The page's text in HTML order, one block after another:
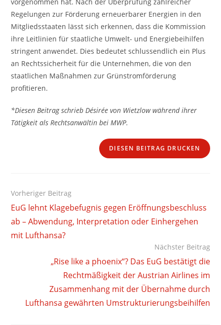
Regelungen zur Förderung erneuerbarer Energien in den
Mitgliedsstaaten lässt sich erkennen, dass die Kommission
ihre Leitlinien für staatliche Umwelt- und Energiebeihilfen
stringent anwendet. Dies bedeutet schlussendlich ein Plus
an Rechtssicherheit für die Unternehmen, die von den
staatlichen Maßnahmen zur Grünstromförderung
profitieren.
*Diesen Beitrag schrieb Désirée von Wietzlow während ihrer
Tätigkeit als Rechtsanwältin bei MWP.
DIESEN BEITRAG DRUCKEN
Weitere
Artikel
ansehen
Vorheriger Beitrag
EuG lehnt Klagebefugnis gegen Eröffnungsbeschluss
ab – Abwendung, Interpretation oder Einhergehen
mit Lufthansa?
Nächster Beitrag
„Rise like a phoenix“? Das EuG bestätigt die
Rechtmäßigkeit der Austrian Airlines im
Zusammenhang mit der Übernahme durch
Lufthansa gewährten Umstrukturierungsbeihilfen